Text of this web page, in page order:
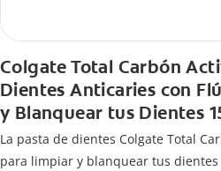
Colgate Total Carbón
Dientes Anticaries con
y Blanquear tus Dientes
La pasta de dientes Colgate Total
para limpiar y blanquear tus